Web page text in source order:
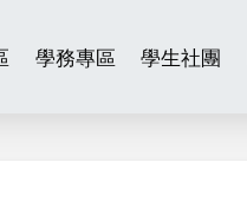
學務專區 學生社團